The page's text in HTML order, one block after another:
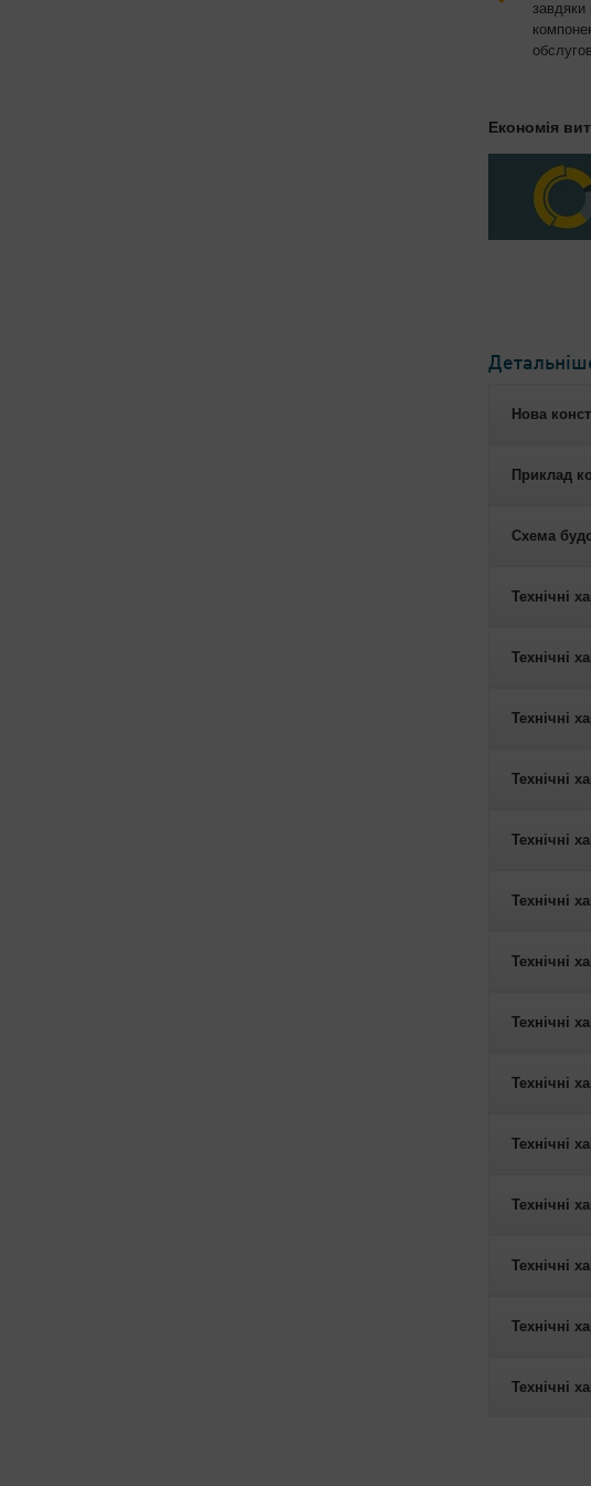
завдяки
Економія
Нова
Приклад
Схема
Технічні
Технічні
Технічні
Технічні
Технічні
Технічні
Технічні
Технічні
Технічні
Технічні
Технічні
Технічні
Технічні
Технічні